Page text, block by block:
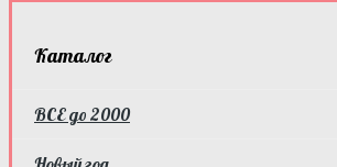
Каталог
ВСЕ до 2000